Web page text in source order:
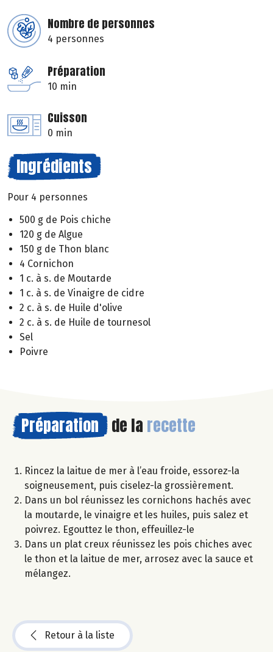
Nombre de personnes
4 personnes
Préparation
10 min
Cuisson
0 min
Ingrédients
Pour 4 personnes
500 g de Pois chiche
120 g de Algue
150 g de Thon blanc
4 Cornichon
1 c. à s. de Moutarde
1 c. à s. de Vinaigre de cidre
2 c. à s. de Huile d'olive
2 c. à s. de Huile de tournesol
Sel
Poivre
Préparation de la recette
Rincez la laitue de mer à l’eau froide, essorez-la
soigneusement, puis ciselez-la grossièrement.
Dans un bol réunissez les cornichons hachés avec
la moutarde, le vinaigre et les huiles, puis salez et
poivrez. Egouttez le thon, effeuillez-le
Dans un plat creux réunissez les pois chiches avec
le thon et la laitue de mer, arrosez avec la sauce et
mélangez.
Retour à la liste